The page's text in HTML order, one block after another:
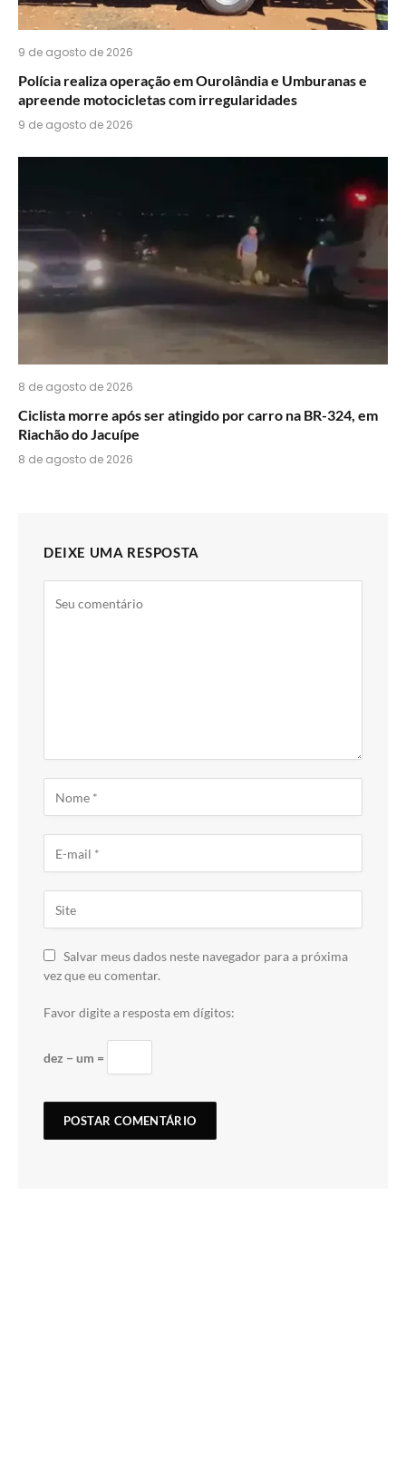
9 de agosto de 2026
Polícia realiza operação em Ourolândia e Umburanas e
apreende motocicletas com irregularidades
9 de agosto de 2026
8 de agosto de 2026
Ciclista morre após ser atingido por carro na BR-324, em
Riachão do Jacuípe
8 de agosto de 2026
DEIXE UMA RESPOSTA
Salvar meus dados neste navegador para a próxima
vez que eu comentar.
Favor digite a resposta em dígitos:
dez − um =